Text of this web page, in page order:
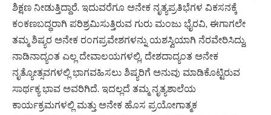
ಶಿಕ್ಷಣ ನೀಡುತ್ತಿದ್ದಾರೆ. ಇದುವರೆಗೂ ಅನೇಕ ನೃತ್ಯಪ್ರತಿಭೆಗಳ ವಿಕಸನಕ್ಕೆ
ಕಂಕಣಬದ್ಧರಾಗಿ ಪರಿಶ್ರಮಿಸುತ್ತಿರುವ ಗುರು ಮಂಜು ಭೈರವಿ, ಈಗಾಗಲೇ
ತಮ್ಮ ಶಿಷ್ಯರ ಅನೇಕ ರಂಗಪ್ರವೇಶಗಳನ್ನು ಯಶಸ್ವಿಯಾಗಿ ನೆರವೇರಿಸಿದ್ದು,
ನಾಡಿನಾದ್ಯಂತ ಎಲ್ಲ ದೇವಾಲಯಗಳಲ್ಲಿ, ದೇಶದಾದ್ಯಂತ ಅನೇಕ
ನೃತ್ಯೋತ್ಸವಗಳಲ್ಲಿ ಭಾಗವಹಿಸಲು ಶಿಷ್ಯರಿಗೆ ಅನುವು ಮಾಡಿಕೊಟ್ಟಿರುವ
ಸಾರ್ಥಕ್ಯ ಭಾವ ಅವರಿಗಿದೆ. ಇದಲ್ಲದೆ ತಮ್ಮ ನೃತ್ಯಶಾಲೆಯ
ಕಾರ್ಯಕ್ರಮಗಳಲ್ಲಿ ಮತ್ತು ಅನೇಕ ಹೊಸ ಪ್ರಯೋಗಾತ್ಮಕ